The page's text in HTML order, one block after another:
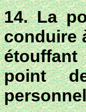
14. La
conduire
point